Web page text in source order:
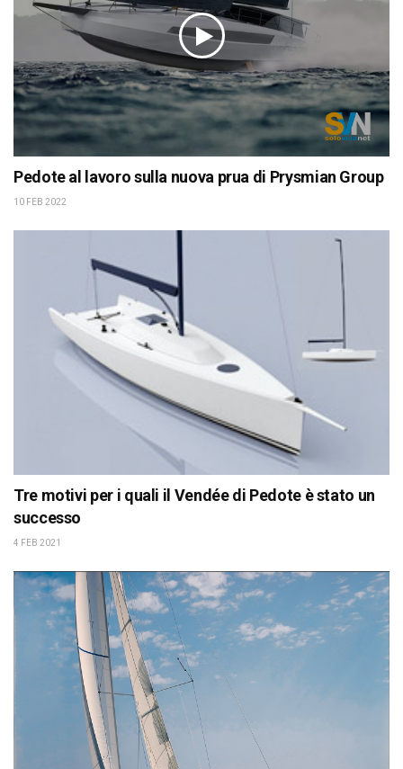
Pedote al lavoro sulla nuova prua di Prysmian Group
10 FEB 2022
Tre motivi per i quali il Vendée di Pedote è stato un
successo
4 FEB 2021